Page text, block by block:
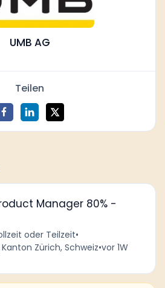
UMB AG
Teilen
Manager 80% -
oder Teilzeit•
Zürich, Schweiz•vor 1W